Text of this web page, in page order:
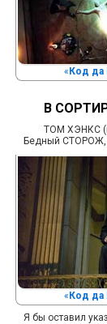
« Код да
В
ТОМ ХЭНКС
Бедный СТОРОЖ,
« Код да
Я бы оставил